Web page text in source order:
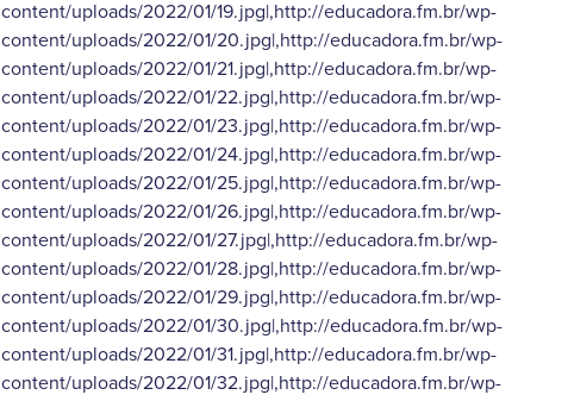
content/uploads/2022/01/19.jpg|,http://educadora.fm.br/wp-
content/uploads/2022/01/20.jpg|,http://educadora.fm.br/wp-
content/uploads/2022/01/21.jpg|,http://educadora.fm.br/wp-
content/uploads/2022/01/22.jpg|,http://educadora.fm.br/wp-
content/uploads/2022/01/23.jpg|,http://educadora.fm.br/wp-
content/uploads/2022/01/24.jpg|,http://educadora.fm.br/wp-
content/uploads/2022/01/25.jpg|,http://educadora.fm.br/wp-
content/uploads/2022/01/26.jpg|,http://educadora.fm.br/wp-
content/uploads/2022/01/27.jpg|,http://educadora.fm.br/wp-
content/uploads/2022/01/28.jpg|,http://educadora.fm.br/wp-
content/uploads/2022/01/29.jpg|,http://educadora.fm.br/wp-
content/uploads/2022/01/30.jpg|,http://educadora.fm.br/wp-
content/uploads/2022/01/31.jpg|,http://educadora.fm.br/wp-
content/uploads/2022/01/32.jpg|,http://educadora.fm.br/wp-